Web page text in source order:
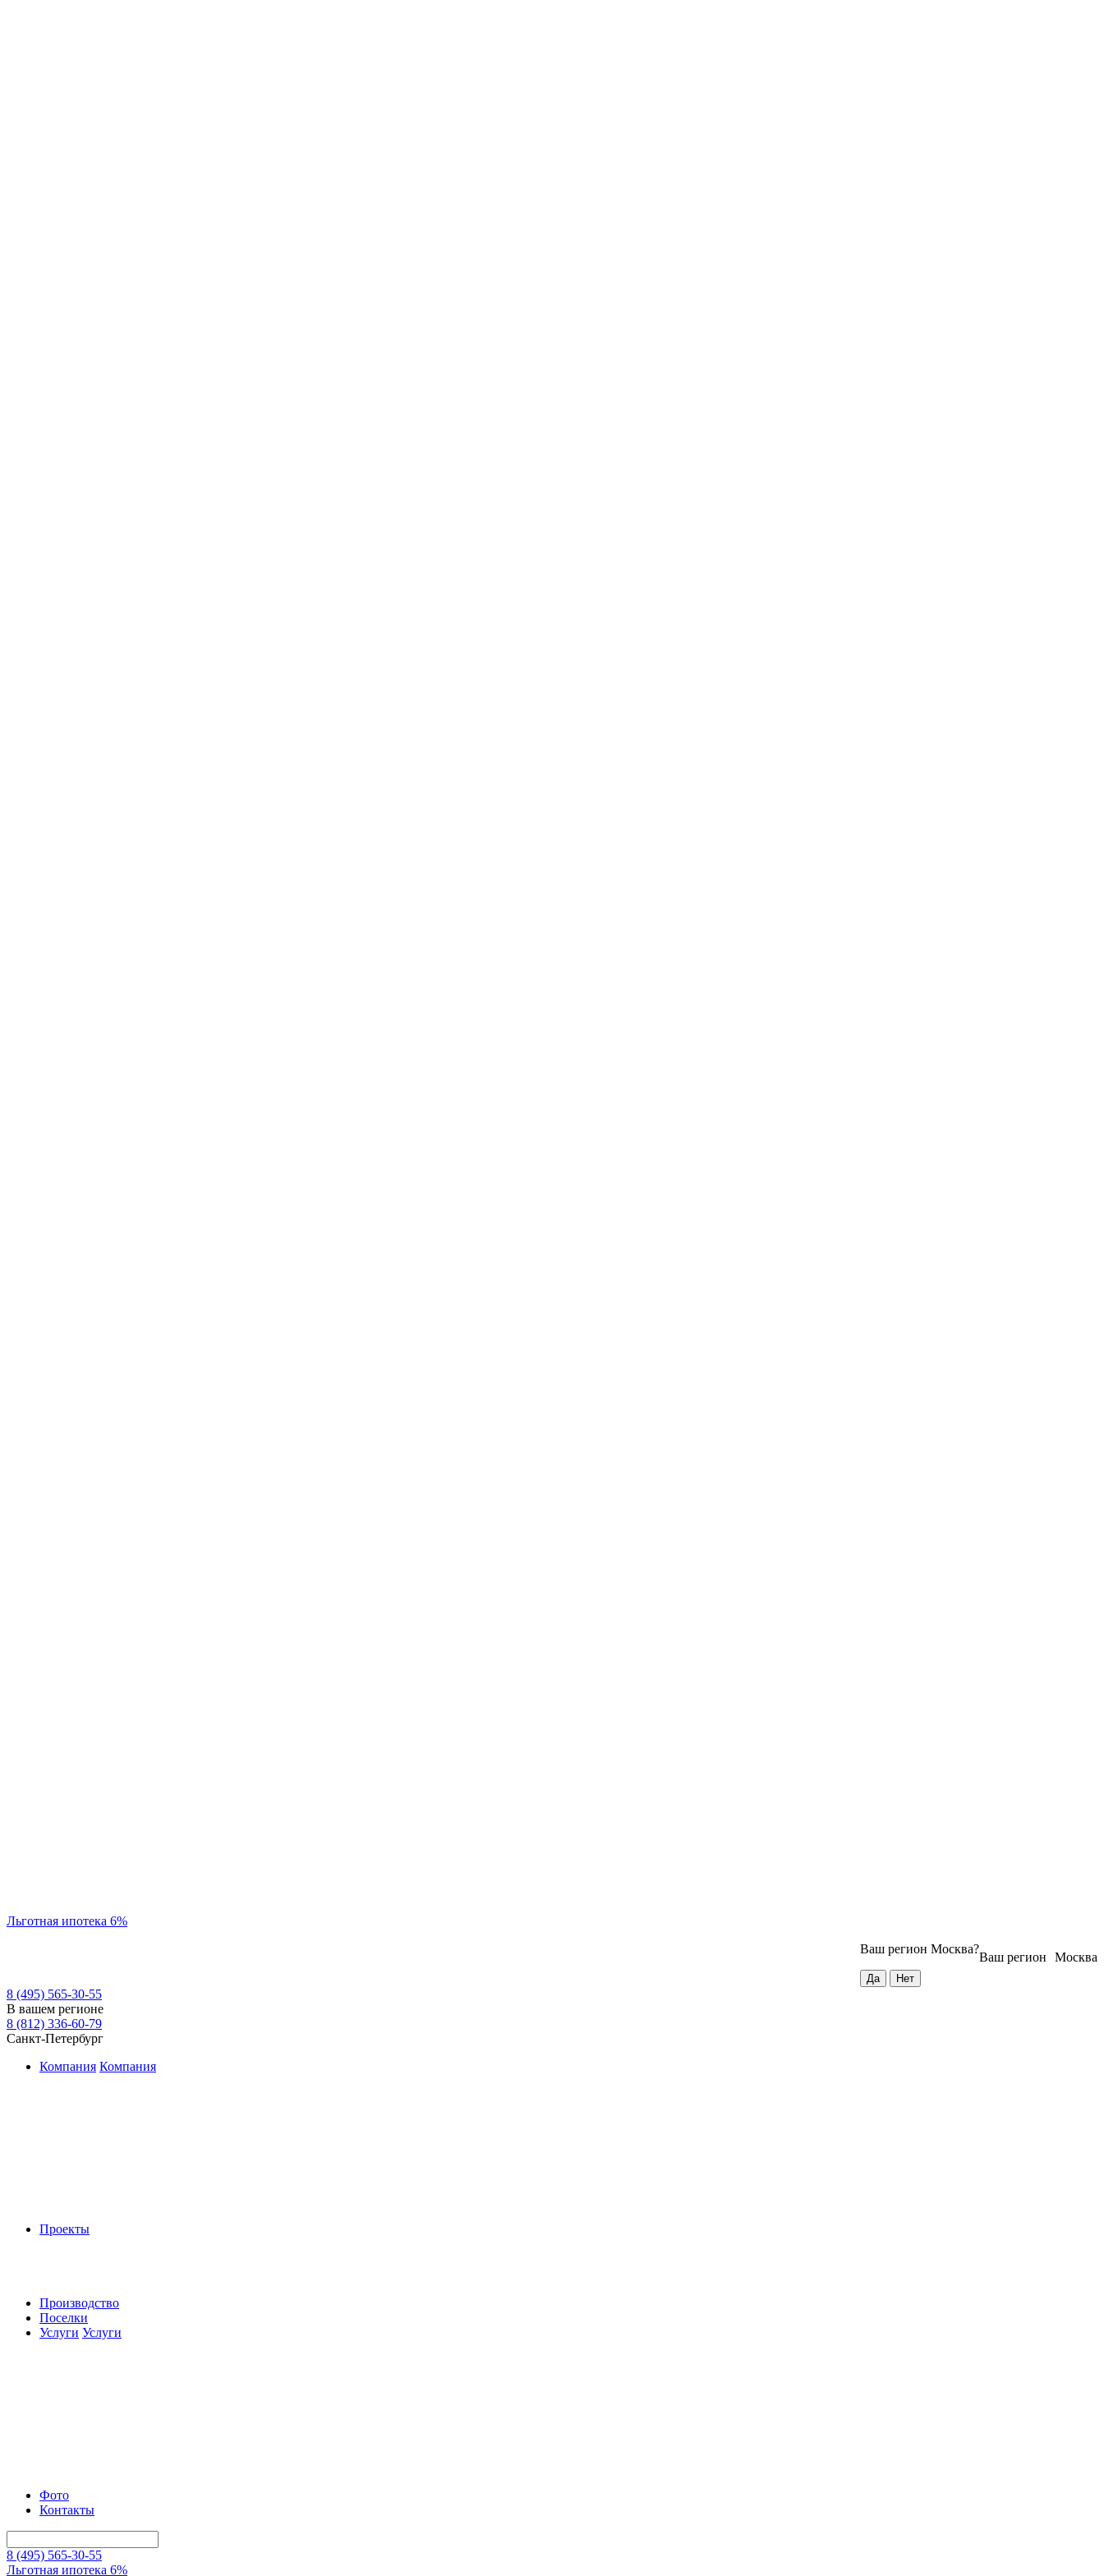
Льготная ипотека 6%
Москва
Ваш регион
Ваш регион Москва?
8 (495) 565-30-55
В вашем регионе
8 (812) 336-60-79
Санкт-Петербург
Компания Компания
Проекты
Производство
Поселки
Услуги Услуги
Фото
Контакты
8 (495) 565-30-55
Льготная ипотека 6%